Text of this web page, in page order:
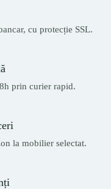
cu protecție SSL.
prin curier rapid.
la mobilier selectat.